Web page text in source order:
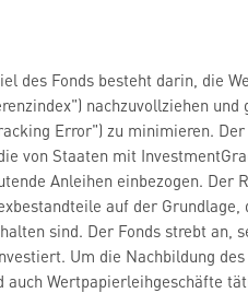
des Fonds besteht darin, die
nachzuvollziehen
Error") zu minimieren.
von Staaten mit
Anleihen einbezogen.
auf der
sind. Der Fonds strebt
Um die Nachbildung
Wertpapierleihgeschäfte